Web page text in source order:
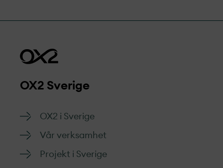
OX2 Sverige
OX2 i Sverige
Vår verksamhet
Projekt­ i Sverige